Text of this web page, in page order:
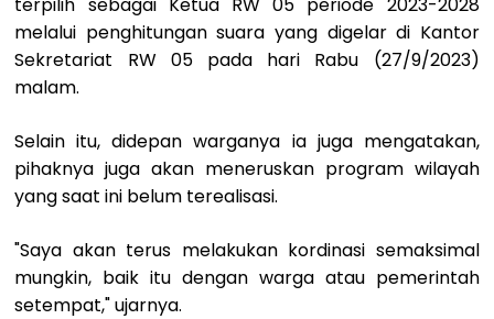
melalui penghitungan suara yang digelar di Kantor
Sekretariat RW 05 pada hari Rabu (27/9/2023)
malam.
Selain itu, didepan warganya ia juga mengatakan,
pihaknya juga akan meneruskan program wilayah
yang saat ini belum terealisasi.
"Saya akan terus melakukan kordinasi semaksimal
mungkin, baik itu dengan warga atau pemerintah
setempat," ujarnya.